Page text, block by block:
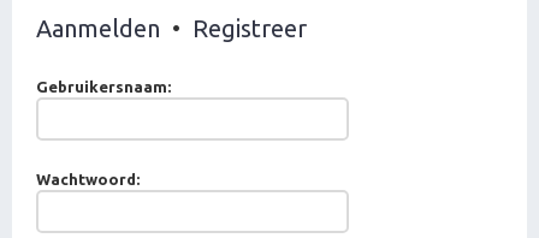
Aanmelden • Registreer
Gebruikersnaam:
Wachtwoord: